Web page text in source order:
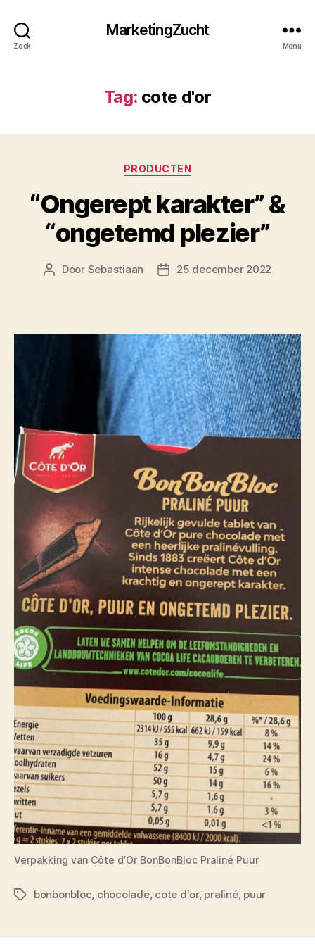
Zoek
MarketingZucht
Menu
Tag: cote d'or
Categorieën
PRODUCTEN
“Ongerept karakter” &
“ongetemd plezier”
Berichtauteur
Door Sebastiaan Berichtdatum
25 december 2022
Verpakking van Côte d’Or BonBonBloc Praliné Puur
Tagsbonbonbloc, chocolade, cote d'or, praliné, puur